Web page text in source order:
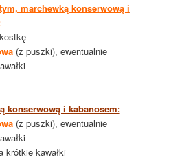
marchewką konserwową i
(z puszki), ewentualnie
konserwową i kabanosem:
(z puszki), ewentualnie
krótkie kawałki